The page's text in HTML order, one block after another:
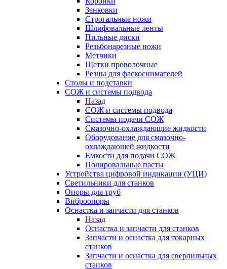
Зенковки
Строгальные ножи
Шлифовальные ленты
Пильные диски
Резьбонарезные ножи
Метчики
Щетки проволочные
Резцы для фаскоснимателей
Столы и подставки
СОЖ и системы подвода
Назад
СОЖ и системы подвода
Системы подачи СОЖ
Смазочно-охлаждающие жидкости
Оборудование для смазочно-
охлаждающей жидкости
Емкости для подачи СОЖ
Полировальные пасты
Устройства цифровой индикации (УЦИ)
Светильники для станков
Опоры для труб
Виброопоры
Оснастка и запчасти для станков
Назад
Оснастка и запчасти для станков
Запчасти и оснастка для токарных
станков
Запчасти и оснастка для сверлильных
станков